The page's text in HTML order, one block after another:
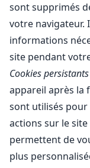
sont supprimés
votre navigateur.
informations
site pendant
Cookies
appareil après la
sont utilisés
actions sur le
permettent de
plus